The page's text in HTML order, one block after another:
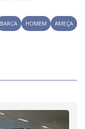
BARCA HOMEM
AMEÇA